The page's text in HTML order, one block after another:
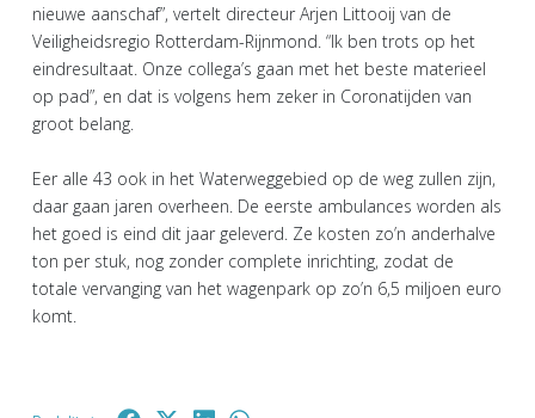
nieuwe aanschaf”, vertelt directeur Arjen Littooij van de
Veiligheidsregio Rotterdam-Rijnmond. “Ik ben trots op het
eindresultaat. Onze collega’s gaan met het beste materieel
op pad”, en dat is volgens hem zeker in Coronatijden van
groot belang.
Eer alle 43 ook in het Waterweggebied op de weg zullen zijn,
daar gaan jaren overheen. De eerste ambulances worden als
het goed is eind dit jaar geleverd. Ze kosten zo’n anderhalve
ton per stuk, nog zonder complete inrichting, zodat de
totale vervanging van het wagenpark op zo’n 6,5 miljoen euro
komt.